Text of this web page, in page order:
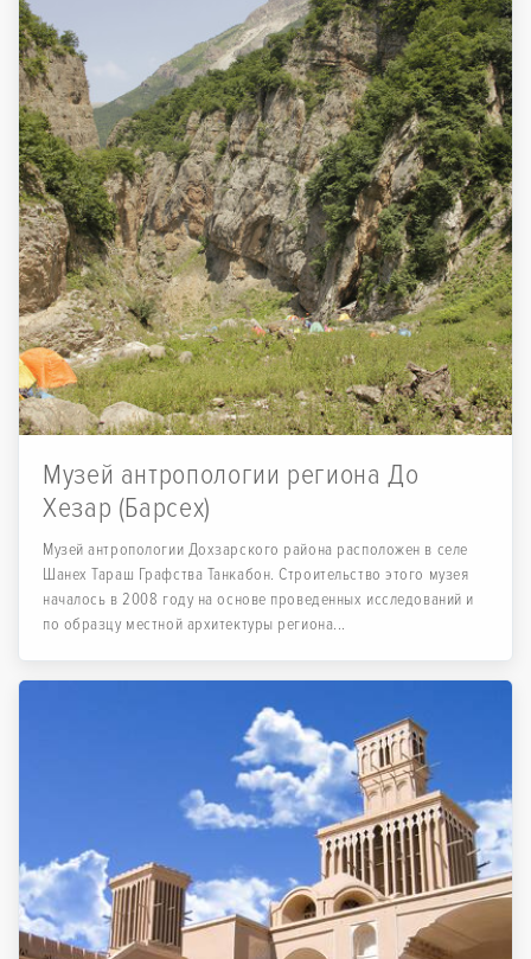
Музей антропологии региона До
Хезар (Барсех)
Музей антропологии Дохзарского района расположен в селе
Шанех Тараш Графства Танкабон. Строительство этого музея
началось в 2008 году на основе проведенных исследований и
по образцу местной архитектуры региона...